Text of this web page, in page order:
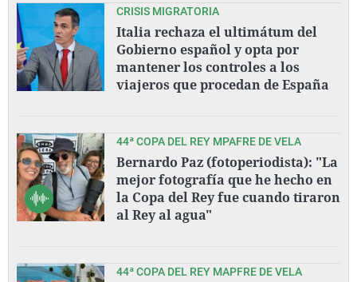
CRISIS MIGRATORIA
Italia rechaza el ultimátum del
Gobierno español y opta por
mantener los controles a los
viajeros que procedan de España
44ª COPA DEL REY MPAFRE DE VELA
Bernardo Paz (fotoperiodista): "La
mejor fotografía que he hecho en
la Copa del Rey fue cuando tiraron
al Rey al agua"
44ª COPA DEL REY MAPFRE DE VELA